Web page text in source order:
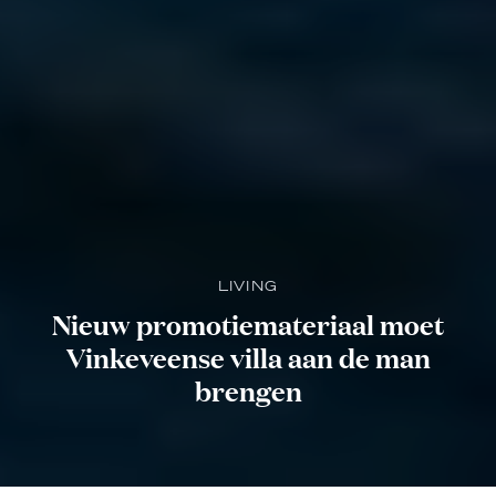
LIVING
Nieuw promotiemateriaal moet
Vinkeveense villa aan de man
brengen